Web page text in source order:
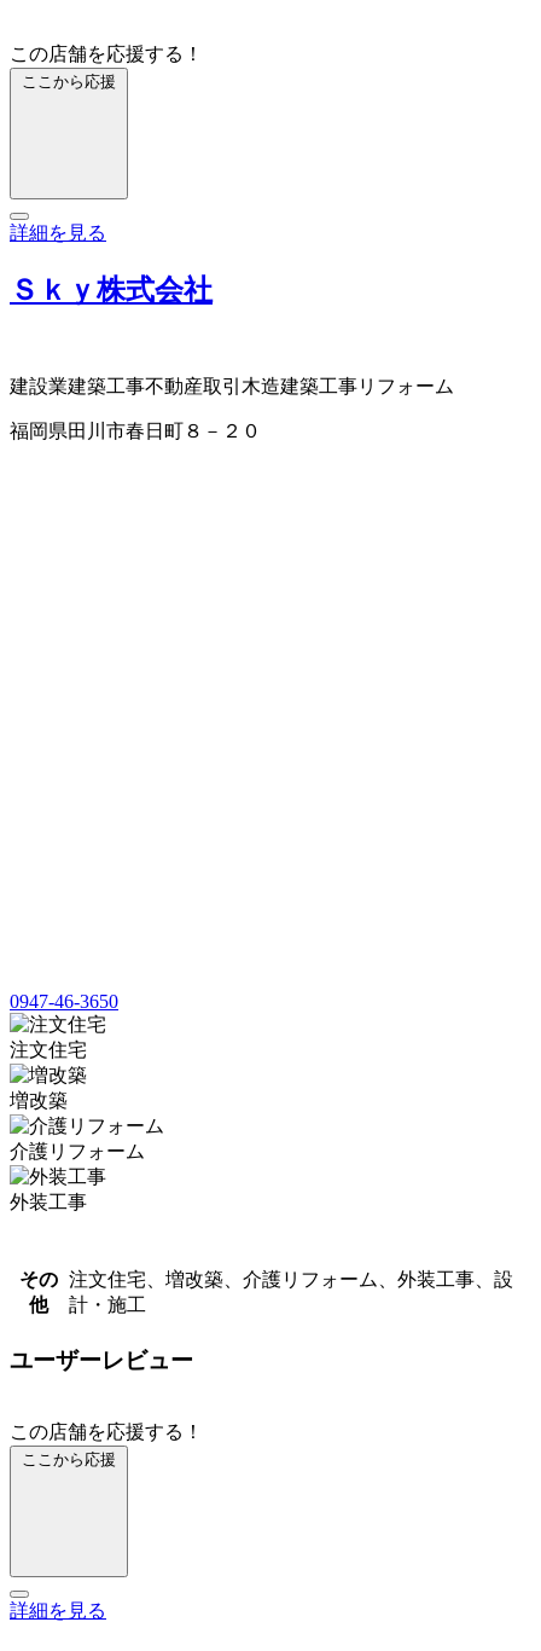
この店舗を応援する！
ここから応援
詳細を見る
Ｓｋｙ株式会社
建設業建築工事不動産取引 木造建築工事リフォーム
福岡県田川市春日町８－２０
0947-46-3650
注文住宅
増改築
介護リフォーム
外装工事
その
他
注文住宅、増改築、介護リフォーム、外装工事、設
計・施工
ユーザーレビュー
この店舗を応援する！
ここから応援
詳細を見る